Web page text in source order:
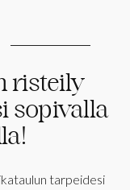
risteily
sopivalla
tarpeidesi